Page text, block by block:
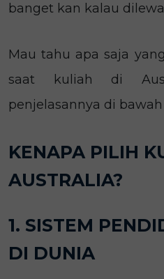
banget kan kalau
Mau tahu apa saja
saat kuliah di
penjelasannya di
KENAPA PILIH
AUSTRALIA?
1. SISTEM
DI DUNIA